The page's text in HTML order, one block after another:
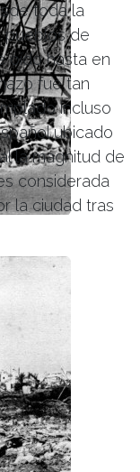
toda la
pueblos de
oído hasta en
fue tan
incluso
ubicado
la magnitud de
considerada
la ciudad tras